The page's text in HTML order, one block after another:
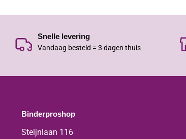
Snelle levering
Vandaag besteld = 3 dagen thuis
Binderproshop
Steijnlaan 116